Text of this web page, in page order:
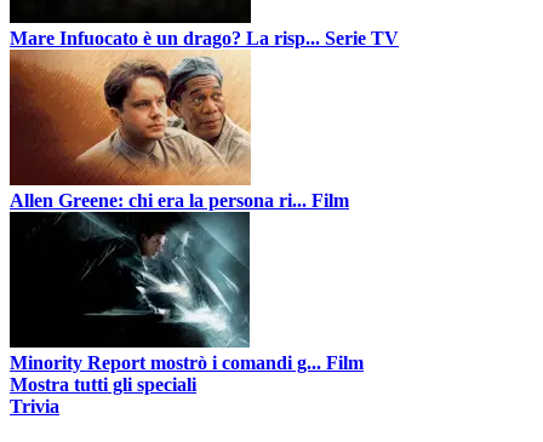
Mare Infuocato è un drago? La risp... Serie TV
Allen Greene: chi era la persona ri... Film
Minority Report mostrò i comandi g... Film
Mostra tutti gli speciali
Trivia